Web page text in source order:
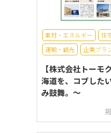
素材・エネルギー
住
運輸・観光
企業ブラ
【株式会社トー
海道を、コブした
み鼓舞。～